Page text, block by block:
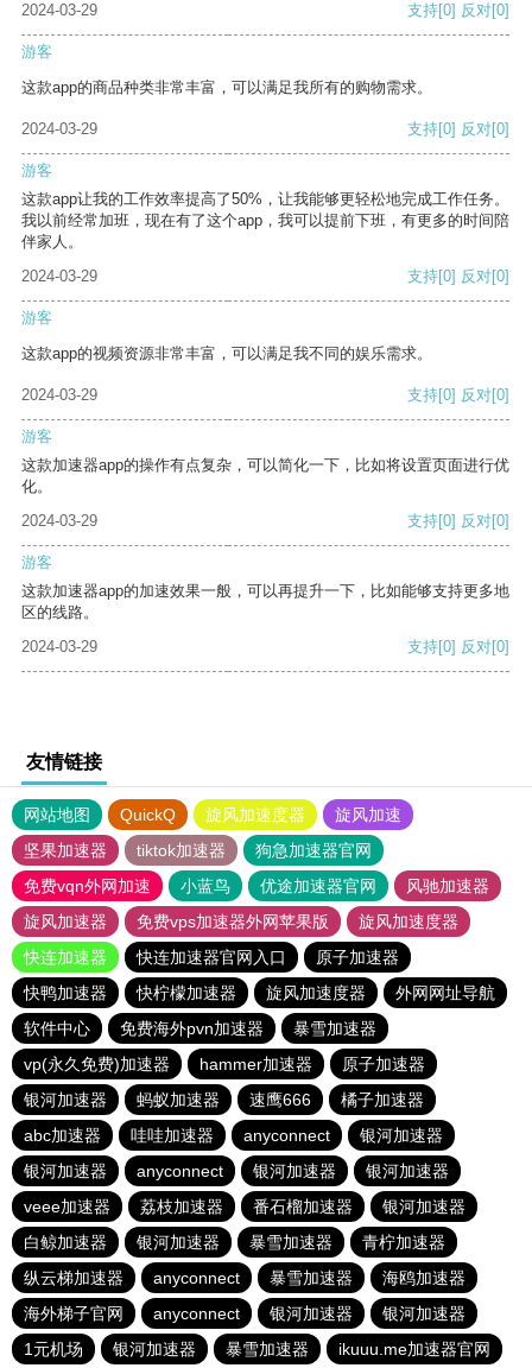
2024-03-29
支持[0] 反对[0]
游客
这款app的商品种类非常丰富，可以满足我所有的购物需求。
2024-03-29 支持[0] 反对[0]
游客
这款app让我的工作效率提高了50%，让我能够更轻松地完成工作任务。
我以前经常加班，现在有了这个app，我可以提前下班，有更多的时间陪
伴家人。
2024-03-29
支持[0] 反对[0]
游客
这款app的视频资源非常丰富，可以满足我不同的娱乐需求。
2024-03-29 支持[0] 反对[0]
游客
这款加速器app的操作有点复杂，可以简化一下，比如将设置页面进行优
化。
2024-03-29
支持[0] 反对[0]
游客
这款加速器app的加速效果一般，可以再提升一下，比如能够支持更多地
区的线路。
2024-03-29
支持[0] 反对[0]
友情链接
网站地图 QuickQ 旋风加速度器
旋风加速
坚果加速器
tiktok加速器
狗急加速器官网
免费vqn外网加速
小蓝鸟 优途加速器官网
风驰加速器
旋风加速器
免费vps加速器外网苹果版
旋风加速度器
快连加速器
快连加速器官网入口
原子加速器
快鸭加速器
快柠檬加速器 旋风加速度器
外网网址导航
软件中心
免费海外pvn加速器
暴雪加速器
vp(永久免费)加速器
hammer加速器
原子加速器
银河加速器
蚂蚁加速器 速鹰666
橘子加速器
abc加速器
哇哇加速器 anyconnect
银河加速器
银河加速器
anyconnect 银河加速器
银河加速器
veee加速器
荔枝加速器 番石榴加速器
银河加速器
白鲸加速器
银河加速器 暴雪加速器
青柠加速器
纵云梯加速器
anyconnect 暴雪加速器
海鸥加速器
海外梯子官网
anyconnect 银河加速器
银河加速器
1元机场
银河加速器 暴雪加速器 ikuuu.me加速器官网